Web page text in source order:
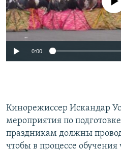
720p
0:00
Кинорежиссер Искандар
мероприятия по
праздникам должны
чтобы в процессе